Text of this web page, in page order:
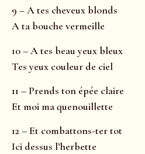
9 – A tes cheveux blonds
A ta bouche vermeille
10 – A tes beau yeux bleux
Tes yeux couleur de ciel
11 – Prends ton épée claire
Et moi ma quenouillette
12 – Et combattons-ter tot
Ici dessus l’herbette